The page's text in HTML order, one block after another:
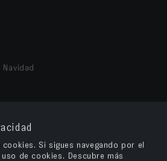
Si sigues navegando por el
de cookies. Descubre más